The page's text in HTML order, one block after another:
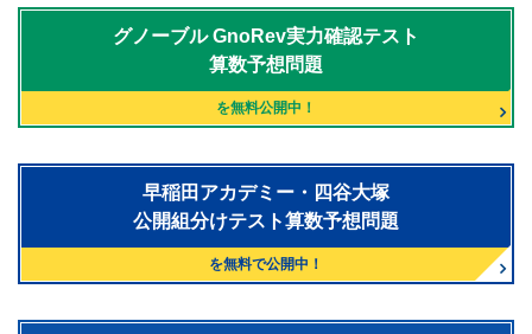
グノーブルGnoRev実力確認テスト
算数予想問題
を無料公開中！
早稲田アカデミー・四谷大塚
公開組分けテスト算数予想問題
を無料で公開中！